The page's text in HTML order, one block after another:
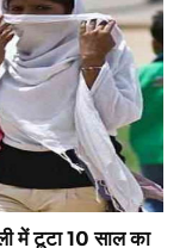
में टूटा 10 साल का